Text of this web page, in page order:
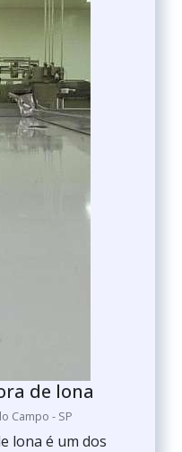
de lona
Campo - SP
lona é um dos